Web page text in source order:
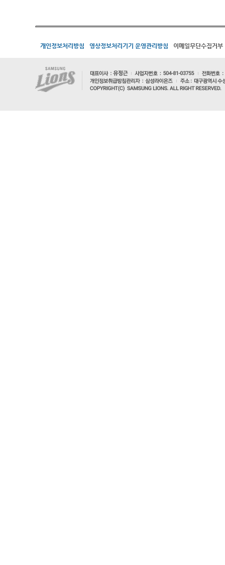
개인정보처리방침 영상정보처리기기 운영관리방침 이메일무단수집거부